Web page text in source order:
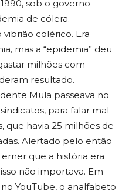
sob o governo
de cólera.
colérico. Era
mas a “epidemia” deu
milhões com
resultado.
Mula passeava no
para falar mal
que havia 25 milhões de
Alertado pelo então
que a história era
não importava. Em
YouTube, o analfabeto